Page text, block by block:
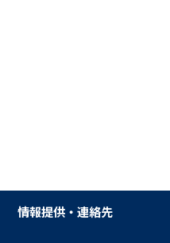
情報提供・連絡先